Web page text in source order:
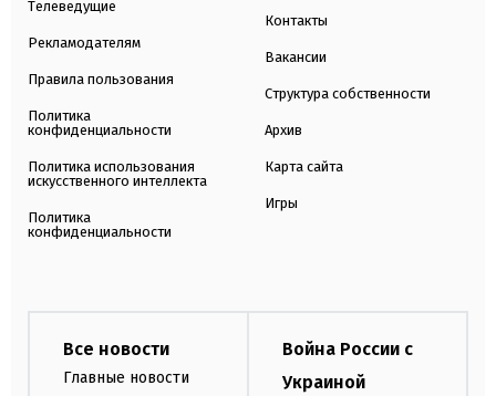
Телеведущие
Рекламодателям
Правила пользования
Политика
конфиденциальности
Политика использования
искусственного интеллекта
Политика
конфиденциальности
Контакты
Вакансии
Структура собственности
Архив
Карта сайта
Игры
Все новости
Главные новости
Война России с
Украиной